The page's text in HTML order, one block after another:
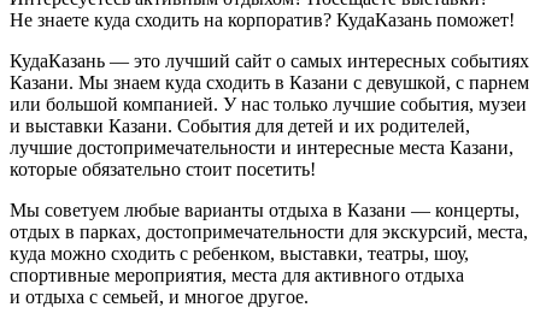
Не знаете куда сходить на корпоратив? КудаКазань поможет!
КудаКазань — это лучший сайт о самых интересных событиях
Казани. Мы знаем куда сходить в Казани с девушкой, с парнем
или большой компанией. У нас только лучшие события, музеи
и выставки Казани. События для детей и их родителей,
лучшие достопримечательности и интересные места Казани,
которые обязательно стоит посетить!
Мы советуем любые варианты отдыха в Казани — концерты,
отдых в парках, достопримечательности для экскурсий, места,
куда можно сходить с ребенком, выставки, театры, шоу,
спортивные мероприятия, места для активного отдыха
и отдыха с семьей, и многое другое.